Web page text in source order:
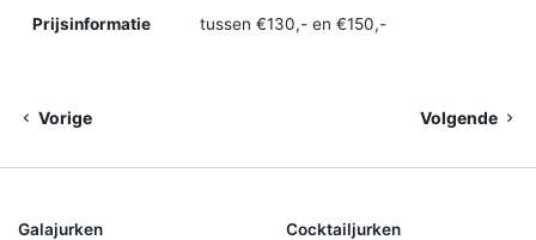
Prijsinformatie tussen €130,- en €150,-
Vorige Volgende
Galajurken Cocktailjurken